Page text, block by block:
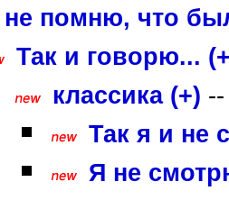
помню, что
Так и говорю...
классика (+)
Так я и не
Я не